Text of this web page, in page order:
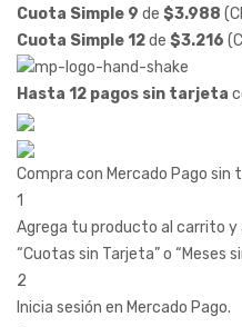
Cuota Simple 9 de $3.988
Cuota Simple 12de $3.216
Hasta 12 pagos sin tarjeta
Compra con Mercado Pago sin
1
Agrega tu producto al carrito y
“Cuotas sin Tarjeta” o “Meses
2
Inicia sesión en Mercado Pago.